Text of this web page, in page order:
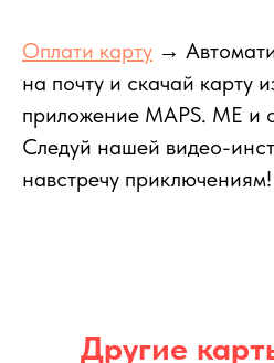
Оплати карту →
на почту и скачай карту
приложение MAPS. ME и
Следуй нашей видео-
навстречу приключениям!
Другие